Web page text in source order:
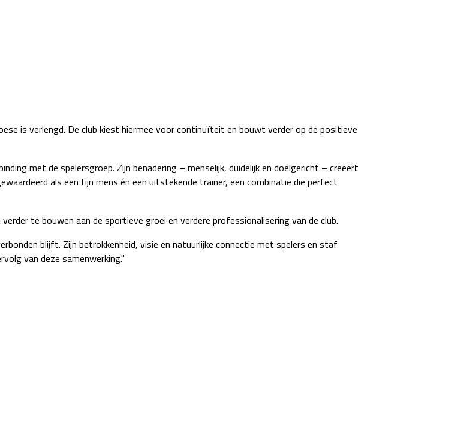
is verlengd. De club kiest hiermee voor continuïteit en bouwt verder op de positieve
met de spelersgroep. Zijn benadering – menselijk, duidelijk en doelgericht – creëert
als een fijn mens én een uitstekende trainer, een combinatie die perfect
te bouwen aan de sportieve groei en verdere professionalisering van de club.
blijft. Zijn betrokkenheid, visie en natuurlijke connectie met spelers en staf
van deze samenwerking."